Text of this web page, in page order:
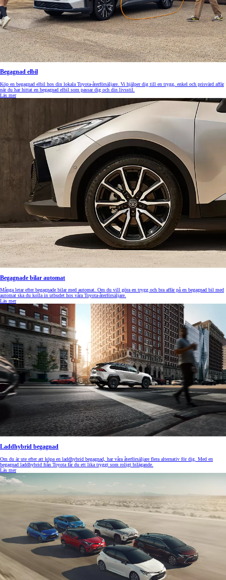
Begagnad elbil
Köp en begagnad elbil hos din lokala Toyota-återförsäljare. Vi hjälper dig till en trygg, enkel och prisvärd affär
när du har hittat en begagnad elbil som passar dig och din livsstil.
Läs mer
Begagnade bilar automat
Många letar efter begagnade bilar med automat. Om du vill göra en trygg och bra affär på en begagnad bil med
automat ska du kolla in utbudet hos våra Toyota-återförsäljare.
Läs mer
Laddhybrid begagnad
Om du är ute efter att köpa en laddhybrid begagnad, har våra återförsäljare flera alternativ för dig. Med en
begagnad laddhybrid från Toyota får du ett lika tryggt som roligt bilägande.
Läs mer